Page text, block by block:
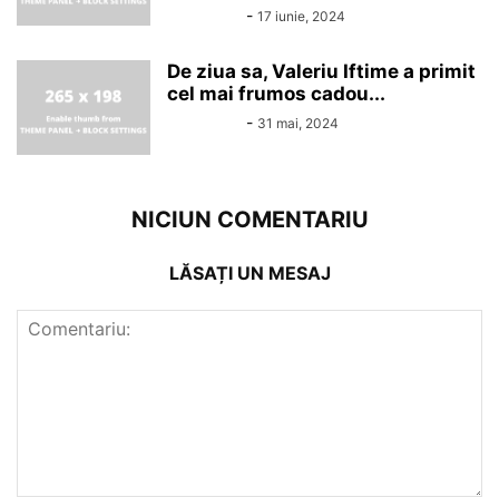
- 17 iunie, 2024
De ziua sa, Valeriu Iftime a primit
cel mai frumos cadou...
- 31 mai, 2024
NICIUN COMENTARIU
LĂSAȚI UN MESAJ